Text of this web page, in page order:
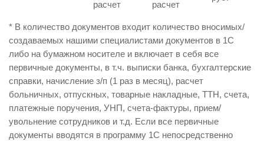
расчет расчет
* В количество документов входит количество вносимых/
создаваемых нашими специалистами документов в 1С
либо на бумажном носителе и включает в себя все
первичные документы, в т.ч. выписки банка, бухгалтерские
справки, начисление з/п (1 раз в месяц), расчет
больничных, отпускных, товарные накладные, ТТН, счета,
платежные поручения, УНП, счета-фактуры, прием/
увольнение сотрудников и т.д. Если все первичные
документы вводятся в программу 1С непосредственно